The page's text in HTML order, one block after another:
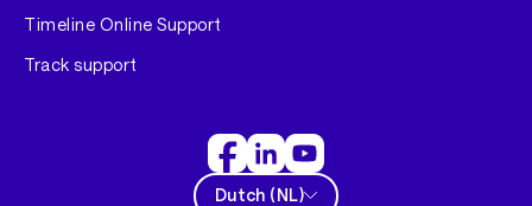
Timeline Online Support
Track support
Dutch (NL)